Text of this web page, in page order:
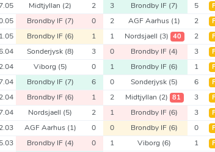
Midtjyllan (2) 2 3 Brondby IF (7) 5
Brondby IF (7) 0 2 AGF Aarhus (1) 2
Brondby IF (6) 1 1 Nordsjaell (3) 40 2
Sonderjysk (8) 3 0 Brondby IF (4) 3
Viborg (5) 0 1 Brondby IF (6) 1
Brondby IF (7) 6 0 Sonderjysk (5) 6
Brondby IF (6) 1 2 Midtjyllan (2) 81 3
Nordsjaell (5) 2 1 Brondby IF (6) 3
AGF Aarhus (1) 0 0 Brondby IF (6) 0
Brondby IF (4) 0 1 Viborg (6) 1